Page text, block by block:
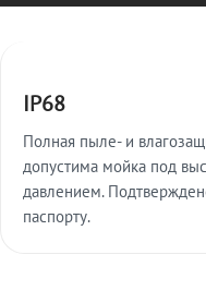
IP68
Полная пыле- и
допустима мойка под
давлением.
паспорту.